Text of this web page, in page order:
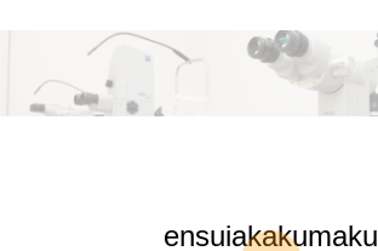
ensuiakakumaku